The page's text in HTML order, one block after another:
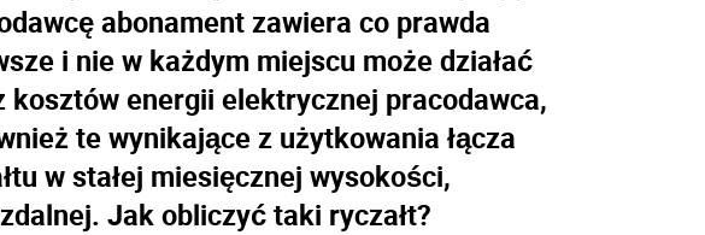
abonament zawiera co prawda
i nie w każdym miejscu może działać
kosztów energii elektrycznej pracodawca,
te wynikające z użytkowania łącza
w stałej miesięcznej wysokości,
Jak obliczyć taki ryczałt?